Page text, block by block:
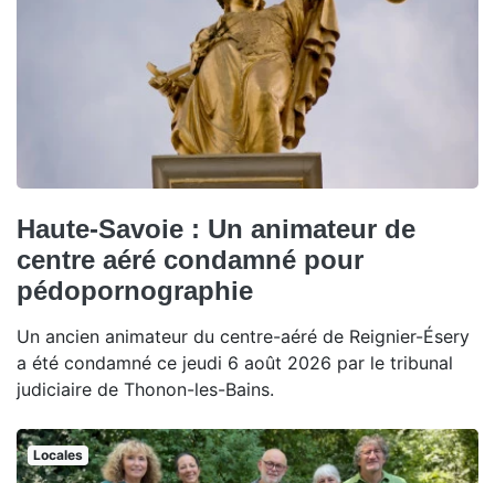
Haute-Savoie : Un animateur de
centre aéré condamné pour
pédopornographie
Un ancien animateur du centre-aéré de Reignier-Ésery
a été condamné ce jeudi 6 août 2026 par le tribunal
judiciaire de Thonon-les-Bains.
Locales